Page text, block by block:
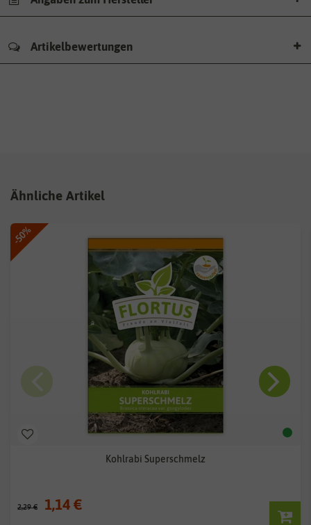
Artikelbewertungen
Ähnliche Artikel
-50%
Kohlrabi Superschmelz
2,29 € 1,14 €